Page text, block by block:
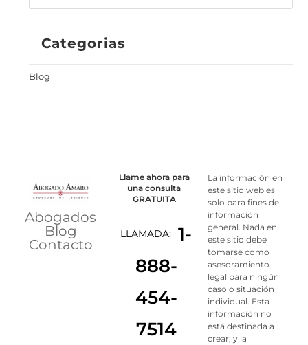
Categorias
Blog
Abogados
Blog
Contacto
Llame ahora para
una consulta
GRATUITA
LLAMADA: 1-
888-
454-
7514
La información en
este sitio web es
solo para fines de
información
general. Nada en
este sitio debe
tomarse como
asesoramiento
legal para ningún
caso o situación
individual. Esta
información no
está destinada a
crear, y la